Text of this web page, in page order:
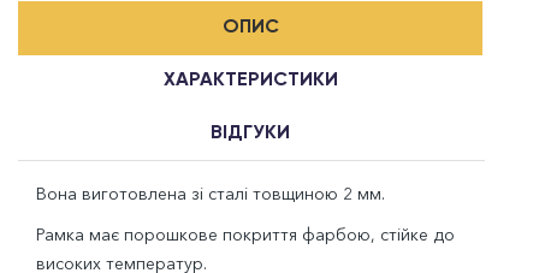
ОПИС
ХАРАКТЕРИСТИКИ
ВІДГУКИ
Вона виготовлена зі сталі товщиною 2 мм.
Рамка має порошкове покриття фарбою, стійке до
високих температур.